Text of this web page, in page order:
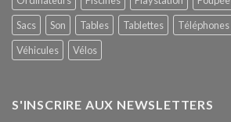
Sacs
Son Tables Tablettes Téléphones
Véhicules
Vélos
S'INSCRIRE AUX NEWSLETTERS